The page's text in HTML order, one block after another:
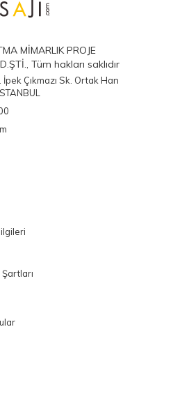
MİMARLIK PROJE
Tüm hakları saklıdır
Çıkmazı Sk. Ortak Han